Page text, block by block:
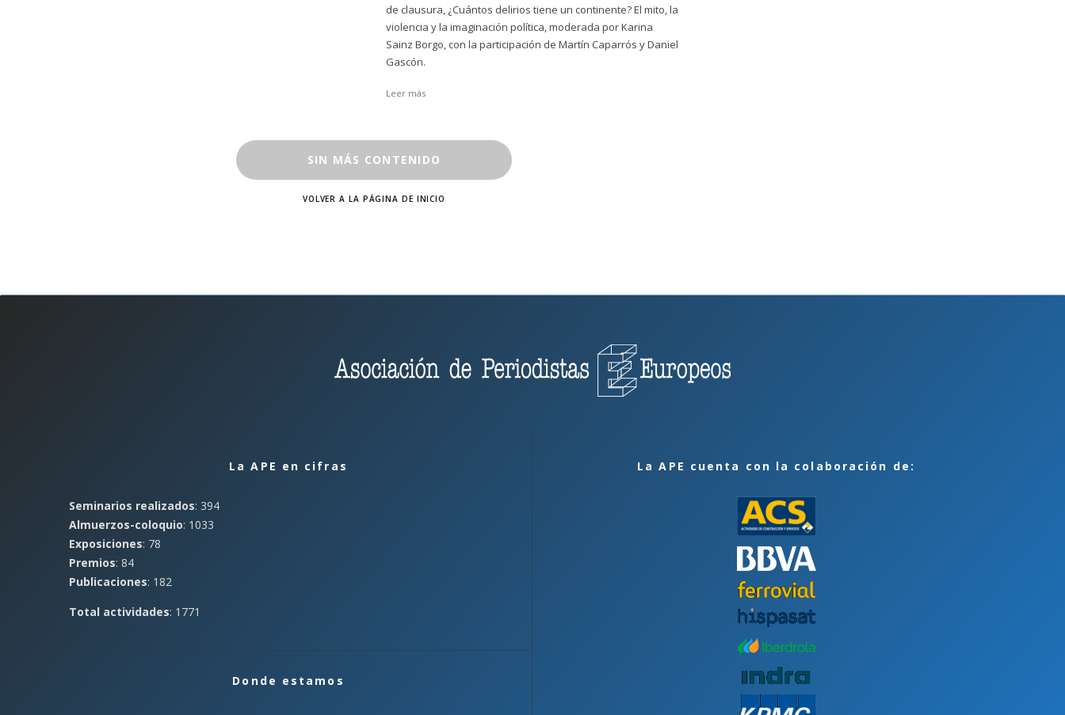
de clausura, ¿Cuántos delirios tiene un continente? El mito, la
violencia y la imaginación política, moderada por Karina
Sainz Borgo, con la participación de Martín Caparrós y Daniel
Gascón.
Leer más
SIN MÁS CONTENIDO
VOLVER A LA PÁGINA DE INICIO
La APE en cifras
Seminarios realizados: 394
Almuerzos-coloquio: 1033
Exposiciones: 78
Premios: 84
Publicaciones: 182
Total actividades: 1771
Donde estamos
La APE cuenta con la colaboración de: